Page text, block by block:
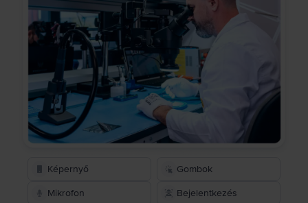
Képernyő Gombok
Mikrofon Bejelentkezés